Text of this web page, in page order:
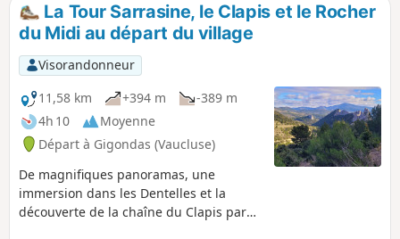
La Tour Sarrasine, le Clapis et le Rocher
du Midi au départ du village
Visorandonneur
11,58 km
+394 m
-389 m
4h 10
Moyenne
Départ à Gigondas (Vaucluse)
De magnifiques panoramas, une
immersion dans les Dentelles et la
découverte de la chaîne du Clapis par